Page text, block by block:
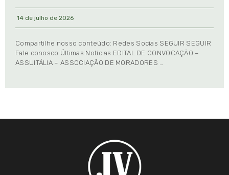
14 de julho de 2026
Compartilhe nosso conteúdo: Redes Socias SEGUIR SEGUIR
Fale conosco Últimas Notícias EDITAL DE CONVOCAÇÃO –
ASSUITÁLIA – ASSOCIAÇÃO DE MORADORES …